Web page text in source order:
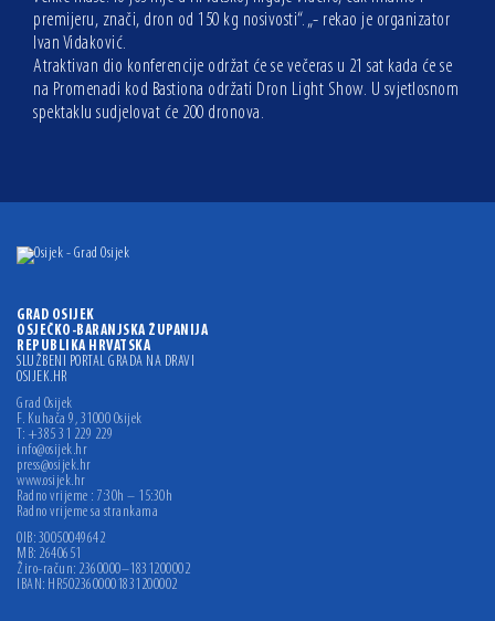
premijeru, znači, dron od 150 kg nosivosti“. „- rekao je organizator
Ivan Vidaković.
Atraktivan dio konferencije održat će se večeras u 21 sat kada će se
na Promenadi kod Bastiona održati Dron Light Show. U svjetlosnom
spektaklu sudjelovat će 200 dronova.
GRAD OSIJEK
OSJEČKO-BARANJSKA ŽUPANIJA
REPUBLIKA HRVATSKA
SLUŽBENI PORTAL GRADA NA DRAVI
OSIJEK.HR
Grad Osijek
F. Kuhača 9, 31000 Osijek
T: +385 31 229 229
info@osijek.hr
press@osijek.hr
www.osijek.hr
Radno vrijeme : 7:30h – 15:30h
Radno vrijeme sa strankama
OIB: 30050049642
MB: 2640651
Žiro-račun: 2360000–1831200002
IBAN: HR5023600001831200002